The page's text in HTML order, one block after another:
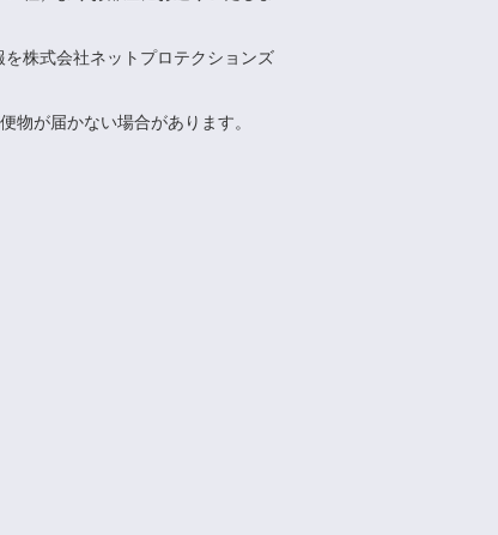
株式会社ネットプロテクションズ
物が届かない場合があります。